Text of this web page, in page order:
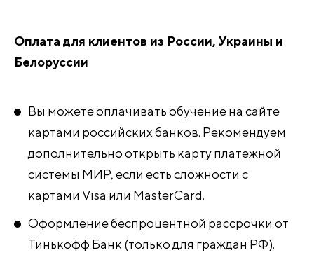
Оплата для клиентов из России, Украины и
Белоруссии
Вы можете оплачивать обучение на сайте
картами российских банков. Рекомендуем
дополнительно открыть карту платежной
системы МИР, если есть сложности с
картами Visa или MasterCard.
Оформление беспроцентной рассрочки от
Тинькофф Банк (только для граждан РФ).